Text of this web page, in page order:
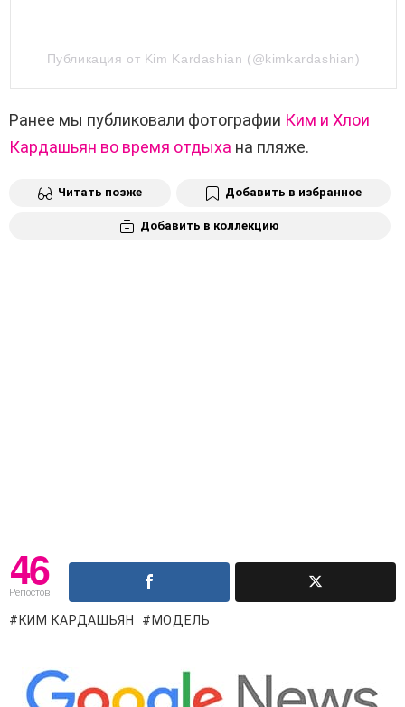
Публикация от Kim Kardashian (@kimkardashian)
Ранее мы публиковали фотографии Ким и Хлои
Кардашьян во время отдыха на пляже.
Читать позже Добавить в избранное
Добавить в коллекцию
46
Репостов
КИМ КАРДАШЬЯН МОДЕЛЬ